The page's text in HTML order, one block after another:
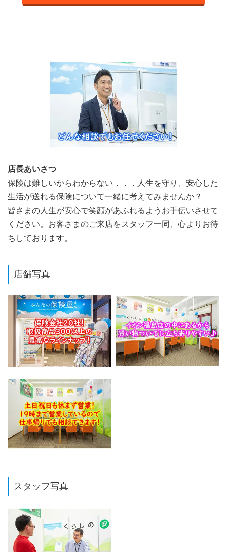
店長あいさつ
保険は難しいからわからない．．．人生を守り、安心した
生活が送れる保険について一緒に考えてみませんか？
皆さまの人生が安心で笑顔があふれるようお手伝いさせて
ください。お客さまのご来店をスタッフ一同、心よりお待
ちしております。
店舗写真
スタッフ写真